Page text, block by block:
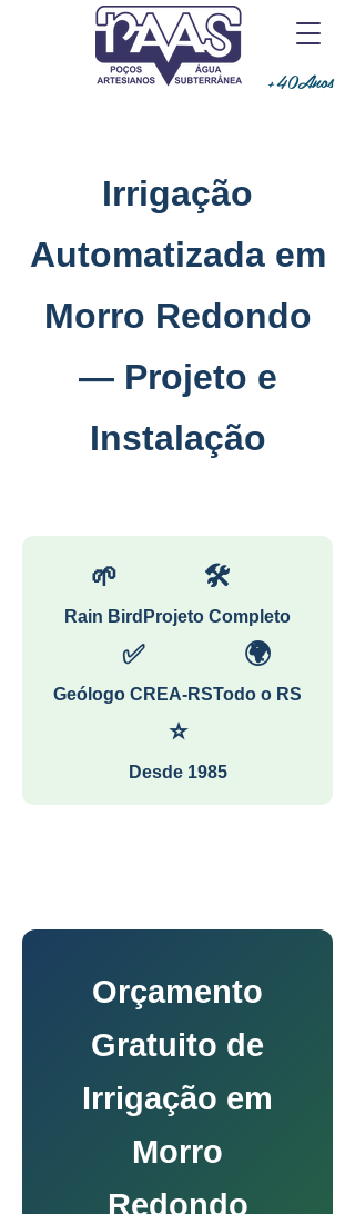
+40Anos
Irrigação
Automatizada em
Morro Redondo
— Projeto e
Instalação
🌱
Rain Bird
🛠
Projeto Completo
✅
Geólogo CREA-RS
🌍
Todo o RS
⭐
Desde 1985
Orçamento
Gratuito de
Irrigação em
Morro
Redondo